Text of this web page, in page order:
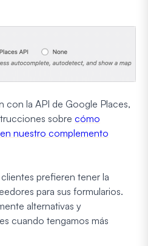
con la API de Google Places,
sobre cómo
nuestro complemento
prefieren tener la
para sus formularios.
alternativas y
cuando tengamos más